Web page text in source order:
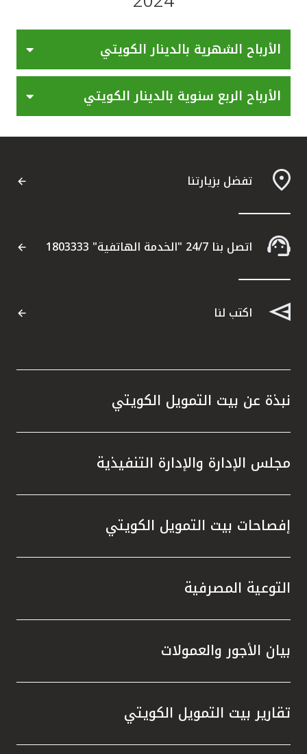
أدوات وخدمات
خدمات ما بعد البيع
مواقع الفروع وأجهزة الصرف الآلي
تركيا
الأرباح الشهرية بالدينار الكويتي
الأرباح الربع سنوية بالدينار الكويتي
تفضل بزيارتنا
اتصل بنا 24/7 "الخدمة الهاتفية" 1803333
اكتب لنا
نبذة عن بيت التمويل الكويتي
مجلس الإدارة والإدارة التنفيذية
إفصاحات بيت التمويل الكويتي
التوعية المصرفية
بيان الأجور والعمولات
تقارير بيت التمويل الكويتي